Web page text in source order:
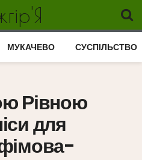
МУКАЧЕВО СУСПІЛЬСТВО
Рівною
для